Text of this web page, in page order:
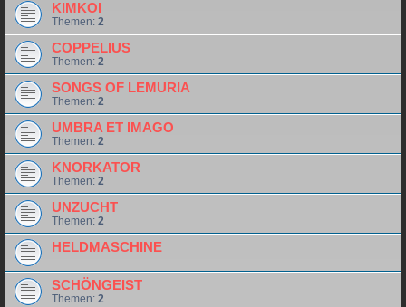
KIMKOI
Themen: 2
COPPELIUS
Themen: 2
SONGS OF LEMURIA
Themen: 2
UMBRA ET IMAGO
Themen: 2
KNORKATOR
Themen: 2
UNZUCHT
Themen: 2
HELDMASCHINE
SCHÖNGEIST
Themen: 2